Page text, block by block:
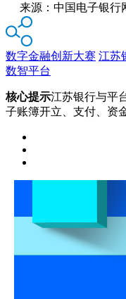
来源：中国电子银行
数字金融创新大赛 江苏
数智平台
核心提示江苏银行与平
子账簿开立、支付、资